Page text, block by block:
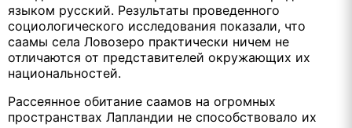
языком русский. Результаты проведенного
социологического исследования показали, что
саамы села Ловозеро практически ничем не
отличаются от представителей окружающих их
национальностей.
Рассеянное обитание саамов на огромных
пространствах Лапландии не способствовало их